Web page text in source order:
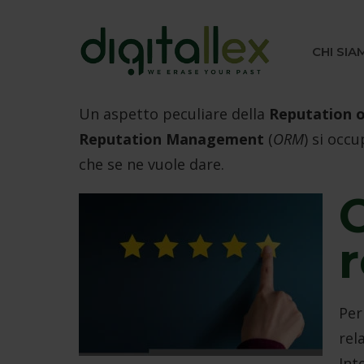
CHI
Un aspetto peculiare della Reputation
Reputation Management (ORM) si
che se ne vuole dare.